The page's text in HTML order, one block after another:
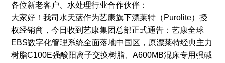
各位新老客户、水处理行业合作伙伴：
大家好！我司水天蓝作为艺康旗下漂莱特（Purolite）授
权经销商，今日收到艺康集团总部正式通告：艺康全球
EBS数字化管理系统全面落地中国区，原漂莱特经典主力
树脂C100E强酸阳离子交换树脂、A600MB混床专用强碱